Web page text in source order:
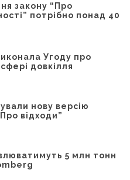
закону “Про
потрібно понад 40
Угоду про
довкілля
нову версію
відходи”
5 млн тонн